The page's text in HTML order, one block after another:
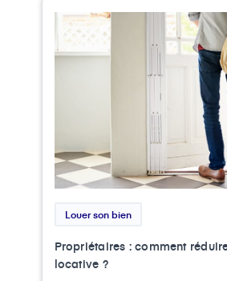
Louer son bien
Propriétaires : comment
locative ?